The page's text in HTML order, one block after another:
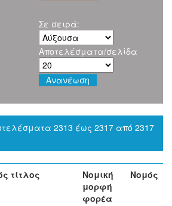
Σε σειρά:
Αποτελέσματα/σελίδα
2313 έως 2317 από 2317
τίτλος
Νομική
μορφή
φορέα
Νομός